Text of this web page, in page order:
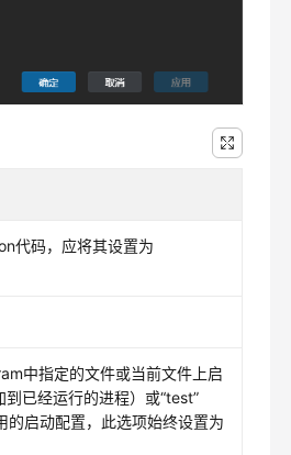
代码，应将其设置为
中指定的文件或当前文件上启
到已经运行的进程）或“test”
的启动配置，此选项始终设置为